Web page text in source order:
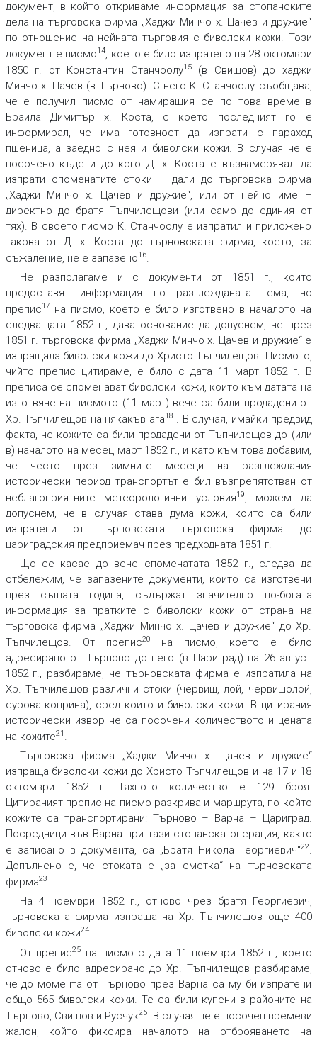
документ, в който откриваме информация за стопанските
дела на търговска фирма „Хаджи Минчо х. Цачев и дружие“
по отношение на нейната търговия с биволски кожи. Този
документ е писмо14, което е било изпратено на 28 октомври
1850 г. от Константин Станчоолу15(в Свищов) до хаджи
Минчо х. Цачев (в Търново). С него К. Станчоолу съобщава,
че е получил писмо от намиращия се по това време в
Браила Димитър х. Коста, с което последният го е
информирал, че има готовност да изпрати с параход
пшеница, а заедно с нея и биволски кожи. В случая не е
посочено къде и до кого Д. х. Коста е възнамерявал да
изпрати споменатите стоки – дали до търговска фирма
„Хаджи Минчо х. Цачев и дружие“, или от нейно име –
директно до братя Тъпчилещови (или само до единия от
тях). В своето писмо К. Станчоолу е изпратил и приложено
такова от Д. х. Коста до търновската фирма, което, за
съжаление, не е запазено16.
Не разполагаме и с документи от 1851 г., които
предоставят информация по разглежданата тема, но
препис17
на писмо, което е било изготвено в началото на
следващата 1852 г., дава основание да допуснем, че през
1851 г. търговска фирма „Хаджи Минчо х. Цачев и дружие“ е
изпращала биволски кожи до Христо Тъпчилещов. Писмото,
чийто препис цитираме, е било с дата 11 март 1852 г. В
преписа се споменават биволски кожи, които към датата на
изготвяне на писмото (11 март) вече са били продадени от
Хр. Тъпчилещов на някакъв ага18 . В случая, имайки предвид
факта, че кожите са били продадени от Тъпчилещов до (или
в) началото на месец март 1852 г., и като към това добавим,
че често през зимните месеци на разглеждания
исторически период транспортът е бил възпрепятстван от
неблагоприятните метеорологични условия19, можем да
допуснем, че в случая става дума кожи, които са били
изпратени от търновската търговска фирма до
цариградския предприемач през предходната 1851 г.
Що се касае до вече споменатата 1852 г., следва да
отбележим, че запазените документи, които са изготвени
през същата година, съдържат значително по-богата
информация за пратките с биволски кожи от страна на
търговска фирма „Хаджи Минчо х. Цачев и дружие“ до Хр.
Тъпчилещов. От препис20 на писмо, което е било
адресирано от Търново до него (в Цариград) на 26 август
1852 г., разбираме, че търновската фирма е изпратила на
Хр. Тъпчилещов различни стоки (червиш, лой, червишолой,
сурова коприна), сред които и биволски кожи. В цитирания
исторически извор не са посочени количеството и цената
на кожите21 .
Търговска фирма „Хаджи Минчо х. Цачев и дружие“
изпраща биволски кожи до Христо Тъпчилещов и на 17 и 18
октомври 1852 г. Тяхното количество е 129 броя.
Цитираният препис на писмо разкрива и маршрута, по който
кожите са транспортирани: Търново – Варна – Цариград.
Посредници във Варна при тази стопанска операция, както
е записано в документа, са „Братя Никола Георгиевич“22.
Допълнено е, че стоката е „за сметка“ на търновската
фирма23.
На 4 ноември 1852 г., отново чрез братя Георгиевич,
търновската фирма изпраща на Хр. Тъпчилещов още 400
биволски кожи24.
От препис25
на писмо с дата 11 ноември 1852 г., което
отново е било адресирано до Хр. Тъпчилещов разбираме,
че до момента от Търново през Варна са му би изпратени
общо 565 биволски кожи. Те са били купени в районите на
Търново, Свищов и Русчук26. В случая не е посочен времеви
жалон, който фиксира началото на отброяването на